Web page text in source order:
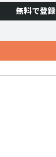
無料で登録